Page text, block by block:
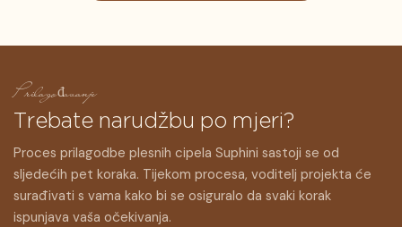
Prilagođavanje
Trebate narudžbu po mjeri?
Proces prilagodbe plesnih cipela Suphini sastoji se od
sljedećih pet koraka. Tijekom procesa, voditelj projekta će
surađivati ​​s vama kako bi se osiguralo da svaki korak
ispunjava vaša očekivanja.